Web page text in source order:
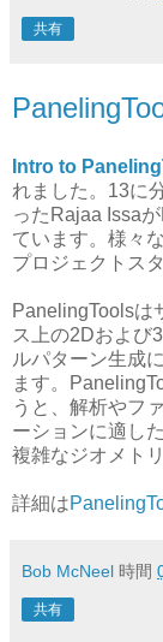
共有
Intro to
れました。13に
ったRajaa Issa
ています。様々
プロジェクトス
PanelingToolsは
ス上の2Dおよび
ルパターン生成
ます。
うと、解析やフ
ーションに適し
複雑なジオメト
詳細は
Bob McNeel 時間
共有